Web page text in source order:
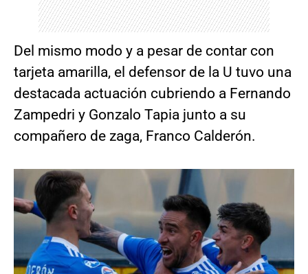
Del mismo modo y a pesar de contar con
tarjeta amarilla, el defensor de la U tuvo una
destacada actuación cubriendo a Fernando
Zampedri y Gonzalo Tapia junto a su
compañero de zaga, Franco Calderón.